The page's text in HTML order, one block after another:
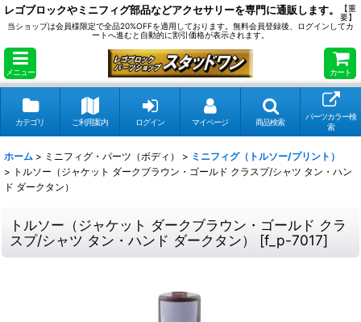
レゴブロックやミニフィグ部品などアクセサリーを専門に通販します。
【重
要】
当ショップは会員様限定で全品20%OFFを適用しております。無料会員登録後、ログインしてカ
ートへ進むと自動的に割引価格が表示されます。
メニュー カート
カテゴリ ご利用案内 ログイン マイページ 商品検索
パーツカラー検
索
ホーム > ミニフィグ・パーツ（ボディ） > ミニフィグ（トルソー/プリント）
> トルソー（ジャケット ダークブラウン・ゴールド クラスプ/シャツ タン・ハン
ド ダークタン）
トルソー（ジャケット ダークブラウン・ゴールド クラ
スプ/シャツ タン・ハンド ダークタン）
[f_p-7017]